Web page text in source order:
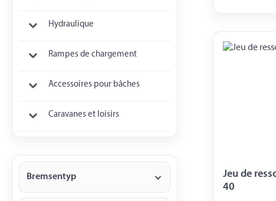
Hydraulique
Rampes de chargement
Accessoires pour bâches
Caravanes et loisirs
Bremsentyp
Jeu de
40